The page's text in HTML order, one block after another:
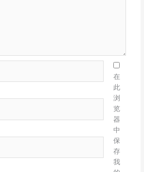
在
此
浏
览
器
中
保
存
我